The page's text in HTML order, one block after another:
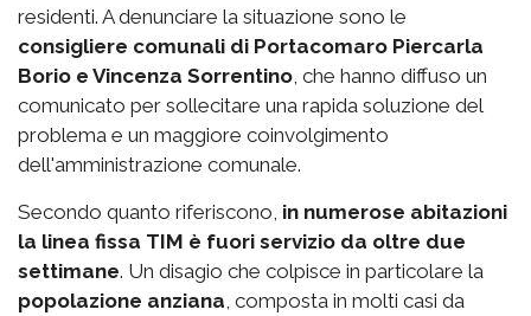
residenti. A denunciare la situazione sono le
consigliere comunali di Portacomaro Piercarla
Borio e Vincenza Sorrentino , che hanno diffuso un
comunicato per sollecitare una rapida soluzione del
problema e un maggiore coinvolgimento
dell'amministrazione comunale.
Secondo quanto riferiscono, in numerose abitazioni
la linea fissa TIM è fuori servizio da oltre due
settimane. Un disagio che colpisce in particolare la
popolazione anziana , composta in molti casi da